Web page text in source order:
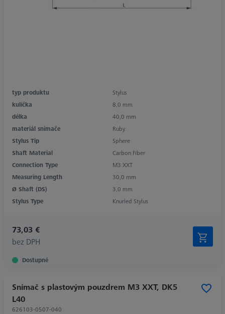
typ produktu
Stylus
kulička
8,0 mm
délka
40,0 mm
materiál snímače
Ruby
Stylus Tip
Sphere
Shaft Material
Carbon Fiber
Connection Type
M3 XXT
Measuring Length
30,0 mm
Ø Shaft (DS)
3,0 mm
Stylus Type
Knurled Stylus
73,03 €
bez DPH
Dostupné
Snímač s plastovým pouzdrem M3 XXT, DK5
L40
626103-0507-040